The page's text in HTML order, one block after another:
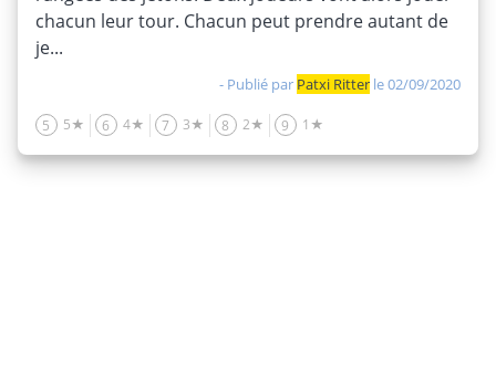
chacun leur tour. Chacun peut prendre autant de
je...
- Publié par Patxi Ritter le 02/09/2020
5 5★ 6 4★ 7 3★ 8 2★ 9 1★